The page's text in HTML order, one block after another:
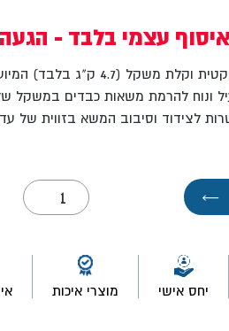
עצמי בלבד -
זורע הרמה קומפקטית וקלת
וסיבוב המשא בזווית של עד 90° לעבודה מדויקת ובטוחה.
←
כמות
של
זרוע
עד
ק"ג-
יחס אישי מוצרי איכות